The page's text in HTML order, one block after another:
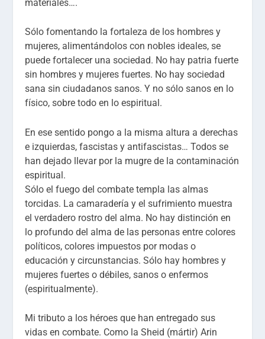
materiales….
Sólo fomentando la fortaleza de los hombres y
mujeres, alimentándolos con nobles ideales, se
puede fortalecer una sociedad. No hay patria fuerte
sin hombres y mujeres fuertes. No hay sociedad
sana sin ciudadanos sanos. Y no sólo sanos en lo
físico, sobre todo en lo espiritual.
En ese sentido pongo a la misma altura a derechas
e izquierdas, fascistas y antifascistas… Todos se
han dejado llevar por la mugre de la contaminación
espiritual.
Sólo el fuego del combate templa las almas
torcidas. La camaradería y el sufrimiento muestra
el verdadero rostro del alma. No hay distinción en
lo profundo del alma de las personas entre colores
políticos, colores impuestos por modas o
educación y circunstancias. Sólo hay hombres y
mujeres fuertes o débiles, sanos o enfermos
(espiritualmente).
Mi tributo a los héroes que han entregado sus
vidas en combate. Como la Sheid (mártir) Arin